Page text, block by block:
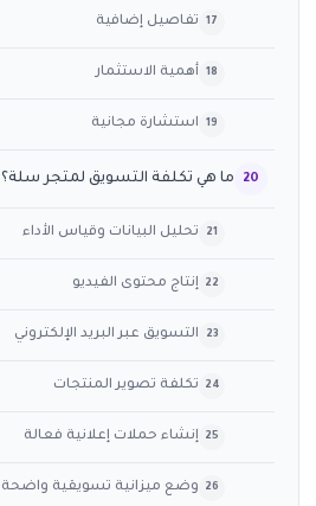
تفاصيل إضافية
أهمية الاستثمار
استشارة مجانية
ما هي تكلفة التسويق لمتجر سلة؟
تحليل البيانات وقياس الأداء
إنتاج محتوى الفيديو
التسويق عبر البريد الإلكتروني
تكلفة تصوير المنتجات
إنشاء حملات إعلانية فعالة
وضع ميزانية تسويقية واضحة